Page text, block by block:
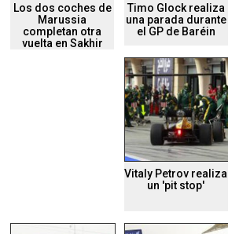
Los dos coches de
Marussia
completan otra
vuelta en Sakhir
Timo Glock realiza
una parada durante
el GP de Baréin
Vitaly Petrov realiza
un 'pit stop'